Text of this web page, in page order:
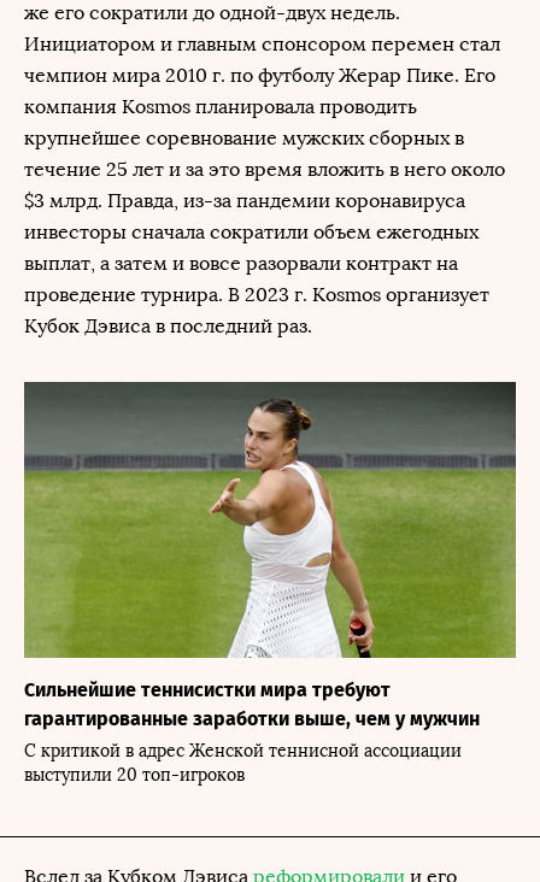
же его сократили до одной-двух недель.
Инициатором и главным спонсором перемен стал
чемпион мира 2010 г. по футболу Жерар Пике. Его
компания Kosmos планировала проводить
крупнейшее соревнование мужских сборных в
течение 25 лет и за это время вложить в него около
$3 млрд. Правда, из-за пандемии коронавируса
инвесторы сначала сократили объем ежегодных
выплат, а затем и вовсе разорвали контракт на
проведение турнира. В 2023 г. Kosmos организует
Кубок Дэвиса в последний раз.
Сильнейшие теннисистки мира требуют
гарантированные заработки выше, чем у мужчин
С критикой в адрес Женской теннисной ассоциации
выступили 20 топ-игроков
Вслед за Кубком Дэвиса реформировали и его